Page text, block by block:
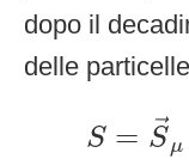
dopo il
delle
S = →
Sμ
→